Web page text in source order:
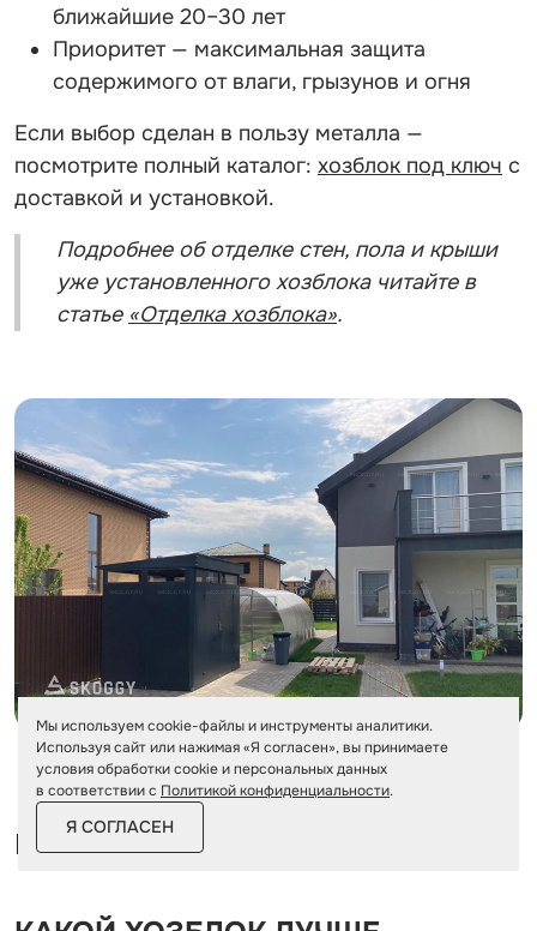
ближайшие 20–30 лет
Приоритет — максимальная защита
содержимого от влаги, грызунов и огня
Если выбор сделан в пользу металла —
посмотрите полный каталог: хозблок под ключ с
доставкой и установкой.
Подробнее об отделке стен, пола и крыши
уже установленного хозблока читайте в
статье «Отделка хозблока».
FAQ
Мы используем cookie-файлы и инструменты аналитики.
Используя сайт или нажимая «Я согласен», вы принимаете
условия обработки cookie и персональных данных
в соответствии с Политикой конфиденциальности.
Я СОГЛАСЕН